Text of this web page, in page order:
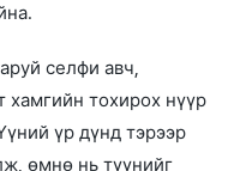
селфи авч,
хамгийн тохирох нүүр
үр дүнд тэрээр
өмнө нь түүнийг